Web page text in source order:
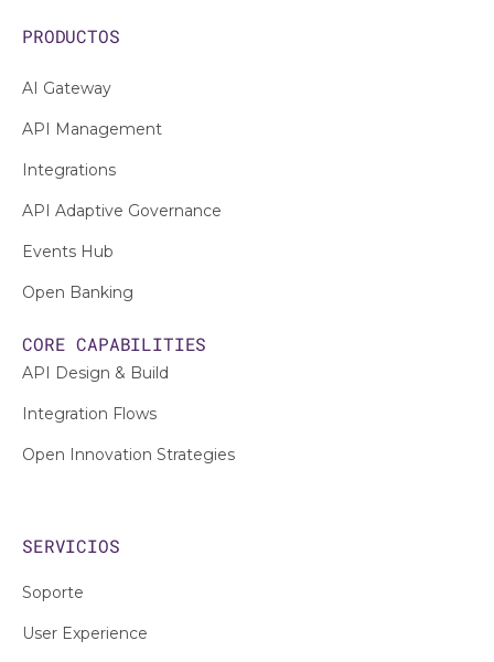
PRODUCTOS
AI Gateway
API Management
Integrations
API Adaptive Governance
Events Hub
Open Banking
CORE CAPABILITIES
API Design & Build
Integration Flows
Open Innovation Strategies
SERVICIOS
Soporte
User Experience